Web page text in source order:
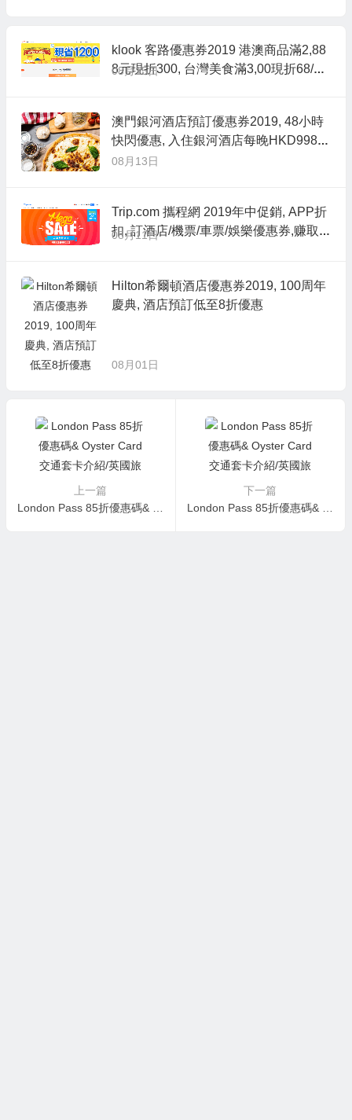
klook 客路優惠券2019 港澳商品滿2,88
8元現折300, 台灣美食滿3,00現折68/商
08月15日
澳門銀河酒店預訂優惠券2019, 48小時
快閃優惠, 入住銀河酒店每晚HKD998元
起+天浪淘園免費入場
08月13日
Trip.com 攜程網 2019年中促銷, APP折
扣, 訂酒店/機票/車票/娛樂優惠券,赚取3
08月11日
Hilton希爾頓酒店優惠券2019, 100周年
慶典, 酒店預訂低至8折優惠
08月01日
上一篇
下一篇